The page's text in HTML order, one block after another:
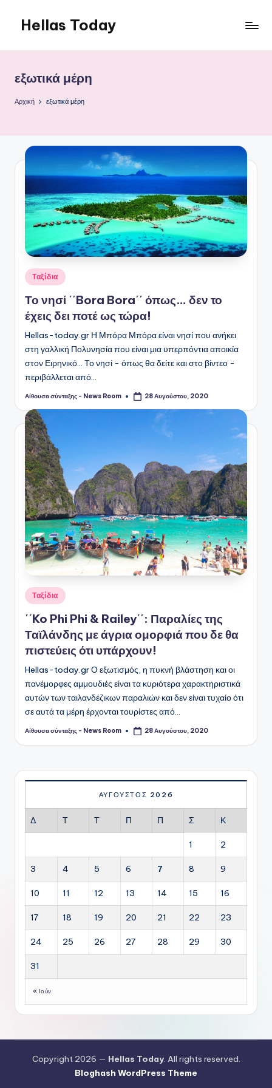
Μετάβαση
περιεχόμενο
Hellas Today
εξωτικά μέρη
Αρχική εξωτικά μέρη
Αναρτήθηκε
σε
Ταξίδια
Το νησί ΄΄Bora Bora΄΄ όπως… δεν το
έχεις δει ποτέ ως τώρα!
Hellas-today.gr Η Μπόρα Μπόρα είναι νησί που ανήκει
στη γαλλική Πολυνησία που είναι μια υπερπόντια αποικία
στον Ειρηνικό... Το νησί - όπως θα δείτε και στο βίντεο -
περιβάλλεται από…
Συγγραφέας:
Αίθουσα σύνταξης - News Room 28 Αυγούστου, 2020
Αναρτήθηκε
σε
Ταξίδια
΄΄Ko Phi Phi & Railey΄΄: Παραλίες της
Ταϊλάνδης με άγρια ομορφιά που δε θα
πιστεύεις ότι υπάρχουν!
Hellas-today.gr Ο εξωτισμός, η πυκνή βλάστηση και οι
πανέμορφες αμμουδιές είναι τα κυριότερα χαρακτηριστικά
αυτών των ταιλανδέζικων παραλιών και δεν είναι τυχαίο ότι
σε αυτά τα μέρη έρχονται τουρίστες από…
Συγγραφέας:
Αίθουσα σύνταξης - News Room 28 Αυγούστου, 2020
ΑΎΓΟΥΣΤΟΣ 2026
Δ Τ Τ Π Π Σ Κ
1 2
3 4 5 6 7 8 9
10 11 12 13 14 15 16
17 18 19 20 21 22 23
24 25 26 27 28 29 30
31
« Ιούν
Copyright 2026 — Hellas Today. All rights reserved.
Bloghash WordPress Theme